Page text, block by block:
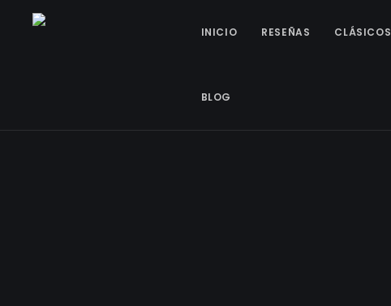
INICIO RESEÑAS CLÁSICOS
BLOG